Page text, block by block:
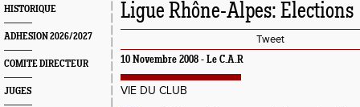
HISTORIQUE
ADHESION 2026/2027
COMITE DIRECTEUR
JUGES
Ligue Rhône-Alpes: Elections
Tweet
10 Novembre 2008 - Le C.A.R
VIE DU CLUB